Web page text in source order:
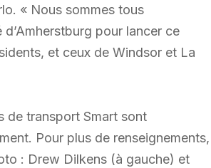
« Nous sommes tous
pour lancer ce
et ceux de Windsor et La
de transport Smart sont
Pour plus de renseignements,
: Drew Dilkens (à gauche) et